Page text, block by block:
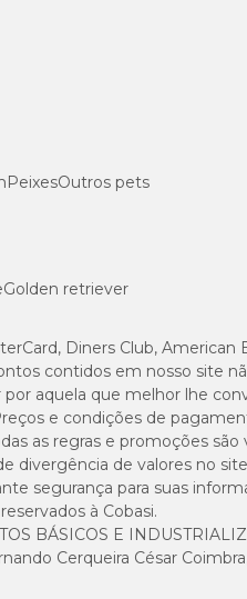
PeixesOutros pets
Golden retriever
Diners Club, American
contidos em nosso site
aquela que melhor lhe
e condições de
as regras e promoções
divergência de valores no
segurança para suas
à Cobasi.
BÁSICOS E
Cerqueira César